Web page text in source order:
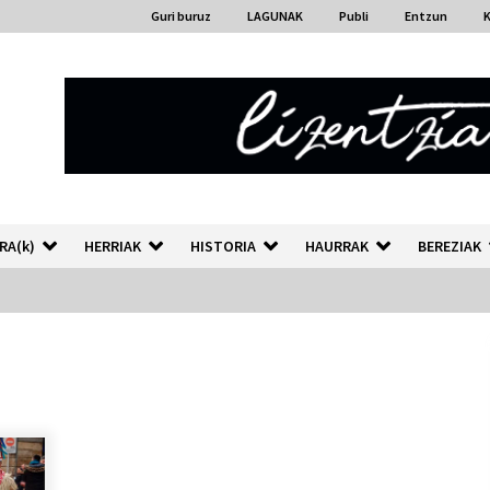
Guri buruz LAGUNAK Publi Entzun
HERRIAK HISTORIA HAURRAK BEREZIAK